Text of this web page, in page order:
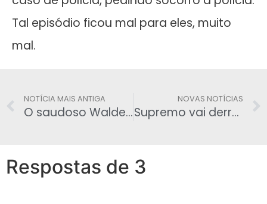
Tal episódio ficou mal para eles, muito
mal.
NOTÍCIA MAIS ANTIGA
O saudoso Walderedo Paiva no tempo em que atuava como ator no teatro paraibano
NOVAS NOTÍCIAS
Supremo vai derrotar Bolsonaro e decidir sobre obrigatoriedade da vacina contra Covid-19
Respostas de 3